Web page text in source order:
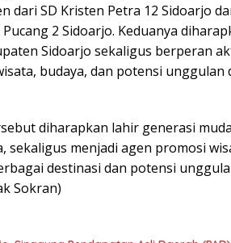
dari SD Kristen Petra 12 Sidoarjo
2 Sidoarjo. Keduanya
Sidoarjo sekaligus berperan
budaya, dan potensi unggulan
diharapkan lahir generasi
sekaligus menjadi agen promosi
destinasi dan potensi
Sokran)